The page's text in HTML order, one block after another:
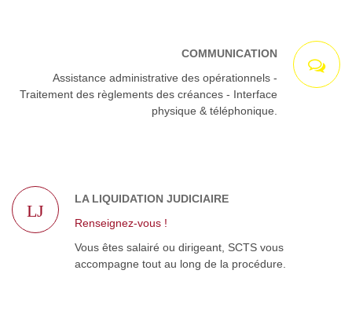
COMMUNICATION
Assistance administrative des opérationnels -
Traitement des règlements des créances - Interface
physique & téléphonique.
LA LIQUIDATION JUDICIAIRE
LJ
Renseignez-vous !
Vous êtes salairé ou dirigeant, SCTS vous
accompagne tout au long de la procédure.